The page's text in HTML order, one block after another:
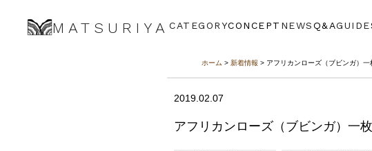
MATSURIYA CATEGORYCONCEPT NEWSQ&AGUIDE
ホーム > 新着情報 > アフリカンローズ（ブビンガ）
2019.02.07
アフリカンローズ（ブビンガ）一